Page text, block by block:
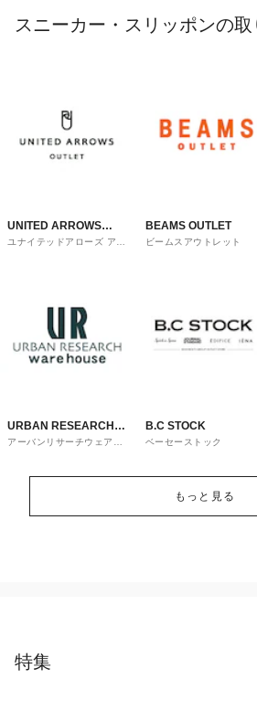
スニーカー・スリッポンの
UNITED ARROWS
OUTLET
ユナイテッドアローズ アウ
BEAMS OUTLET
ビームスアウトレット
URBAN RESEARCH
ware house
アーバンリサーチウェアハ
B.C STOCK
ベーセーストック
もっと見る
特集